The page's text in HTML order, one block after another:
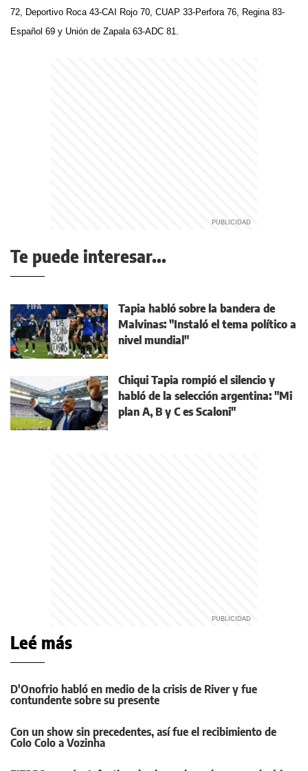
72, Deportivo Roca 43-CAI Rojo 70, CUAP 33-Perfora 76, Regina 83-
Español 69 y Unión de Zapala 63-ADC 81.
Te puede interesar...
Tapia habló sobre la bandera de
Malvinas: "Instaló el tema político a
nivel mundial"
Chiqui Tapia rompió el silencio y
habló de la selección argentina: "Mi
plan A, B y C es Scaloni"
Leé más
D'Onofrio habló en medio de la crisis de River y fue
contundente sobre su presente
Con un show sin precedentes, así fue el recibimiento de
Colo Colo a Vozinha